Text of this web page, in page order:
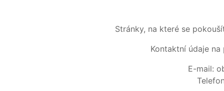
Stránky, na které se
Kontaktní údaje
E-mail: